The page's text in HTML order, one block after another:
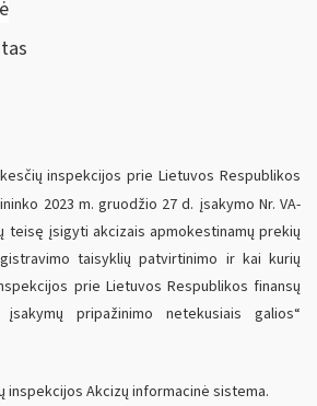
inspekcijos prie Lietuvos Respublikos
2023 m. gruodžio 27 d. įsakymo Nr. VA-
teisę įsigyti akcizais apmokestinamų prekių
taisyklių patvirtinimo ir kai kurių
prie Lietuvos Respublikos finansų
pripažinimo netekusiais galios“
inspekcijos Akcizų informacinė sistema.